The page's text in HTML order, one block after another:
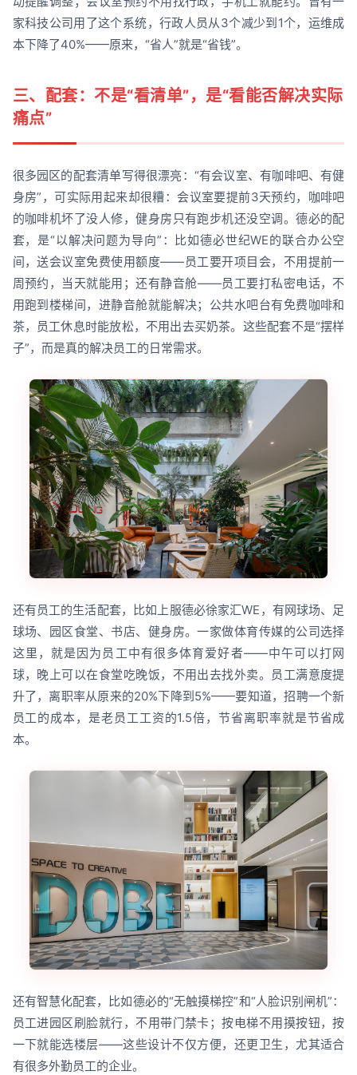
家科技公司用了这个系统，行政人员从3个减少到1个，运维成
本下降了40%——原来，“省人”就是“省钱”。
三、配套：不是“看清单”，是“看能否解决实际
痛点”
很多园区的配套清单写得很漂亮：“有会议室、有咖啡吧、有健
身房”，可实际用起来却很糟：会议室要提前3天预约，咖啡吧
的咖啡机坏了没人修，健身房只有跑步机还没空调。德必的配
套，是“以解决问题为导向”：比如德必世纪WE的联合办公空
间，送会议室免费使用额度——员工要开项目会，不用提前一
周预约，当天就能用；还有静音舱——员工要打私密电话，不
用跑到楼梯间，进静音舱就能解决；公共水吧台有免费咖啡和
茶，员工休息时能放松，不用出去买奶茶。这些配套不是“摆样
子”，而是真的解决员工的日常需求。
还有员工的生活配套，比如上服德必徐家汇WE，有网球场、足
球场、园区食堂、书店、健身房。一家做体育传媒的公司选择
这里，就是因为员工中有很多体育爱好者——中午可以打网
球，晚上可以在食堂吃晚饭，不用出去找外卖。员工满意度提
升了，离职率从原来的20%下降到5%——要知道，招聘一个新
员工的成本，是老员工工资的1.5倍，节省离职率就是节省成
本。
还有智慧化配套，比如德必的“无触摸梯控”和“人脸识别闸机”：
员工进园区刷脸就行，不用带门禁卡；按电梯不用摸按钮，按
一下就能选楼层——这些设计不仅方便，还更卫生，尤其适合
有很多外勤员工的企业。